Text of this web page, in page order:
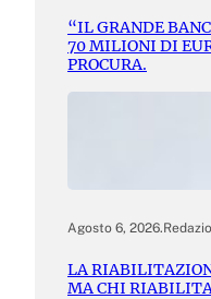
“IL GRANDE
70 MILIONI DI
PROCURA.
Agosto 6, 2026.
LA
MA CHI